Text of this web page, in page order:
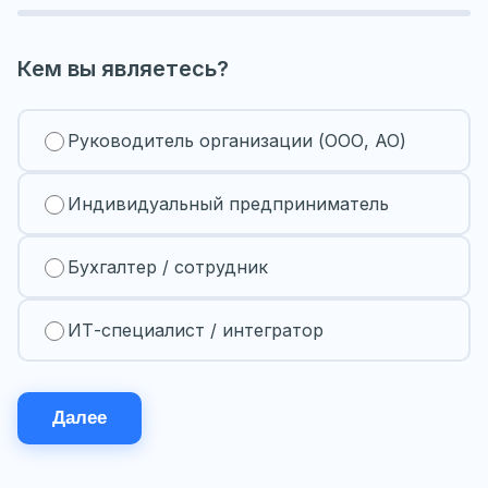
Кем вы являетесь?
Руководитель организации (ООО, АО)
Индивидуальный предприниматель
Бухгалтер / сотрудник
ИТ-специалист / интегратор
Далее